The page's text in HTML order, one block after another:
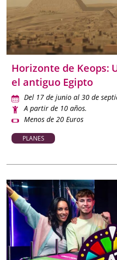
Horizonte de Keops:
el antiguo Egipto
Del 17 de junio al 30 de
A partir de 10 años.
Menos de 20 Euros
PLANES